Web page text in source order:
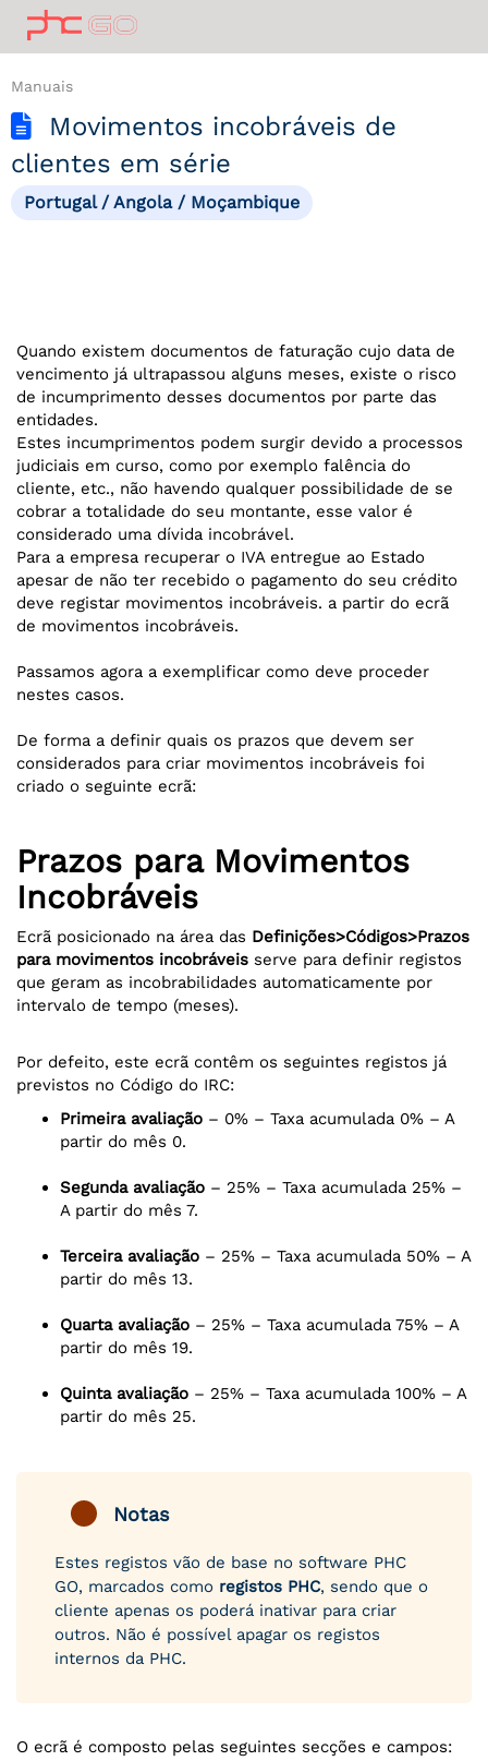
Manuais
Movimentos incobráveis de
clientes em série
Portugal / Angola / Moçambique
Quando existem documentos de faturação cujo data de
vencimento já ultrapassou alguns meses, existe o risco
de incumprimento desses documentos por parte das
entidades.
Estes incumprimentos podem surgir devido a processos
judiciais em curso, como por exemplo falência do
cliente, etc., não havendo qualquer possibilidade de se
cobrar a totalidade do seu montante, esse valor é
considerado uma dívida incobrável.
Para a empresa recuperar o IVA entregue ao Estado
apesar de não ter recebido o pagamento do seu crédito
deve registar movimentos incobráveis. a partir do ecrã
de movimentos incobráveis.
Passamos agora a exemplificar como deve proceder
nestes casos.
De forma a definir quais os prazos que devem ser
considerados para criar movimentos incobráveis foi
criado o seguinte ecrã:
Prazos para Movimentos
Incobráveis
Ecrã posicionado na área das Definições>Códigos>Prazos
para movimentos incobráveis serve para definir registos
que geram as incobrabilidades automaticamente por
intervalo de tempo (meses).
Por defeito, este ecrã contêm os seguintes registos já
previstos no Código do IRC:
Primeira avaliação – 0% – Taxa acumulada 0% – A
partir do mês 0.
Segunda avaliação – 25% – Taxa acumulada 25% –
A partir do mês 7.
Terceira avaliação – 25% – Taxa acumulada 50% – A
partir do mês 13.
Quarta avaliação – 25% – Taxa acumulada 75% – A
partir do mês 19.
Quinta avaliação – 25% – Taxa acumulada 100% – A
partir do mês 25.
Notas
Estes registos vão de base no software PHC
GO, marcados como registos PHC, sendo que o
cliente apenas os poderá inativar para criar
outros. Não é possível apagar os registos
internos da PHC.
O ecrã é composto pelas seguintes secções e campos: